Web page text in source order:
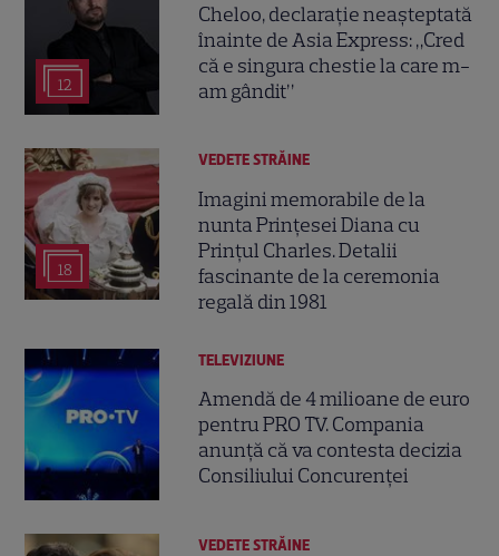
12
Cheloo, declarație neașteptată
înainte de Asia Express: „Cred
că e singura chestie la care m-
am gândit”
18
VEDETE STRĂINE
Imagini memorabile de la
nunta Prințesei Diana cu
Prințul Charles. Detalii
fascinante de la ceremonia
regală din 1981
TELEVIZIUNE
Amendă de 4 milioane de euro
pentru PRO TV. Compania
anunță că va contesta decizia
Consiliului Concurenței
VEDETE STRĂINE